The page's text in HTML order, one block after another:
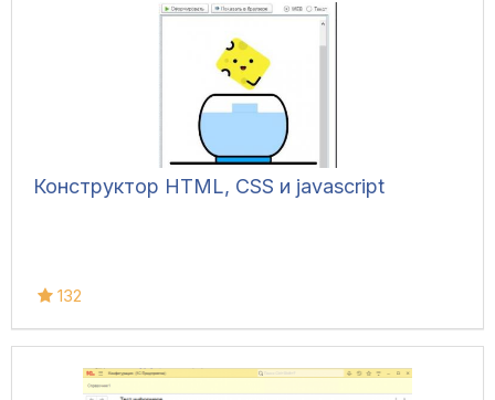
Конструктор HTML, CSS и javascript
132